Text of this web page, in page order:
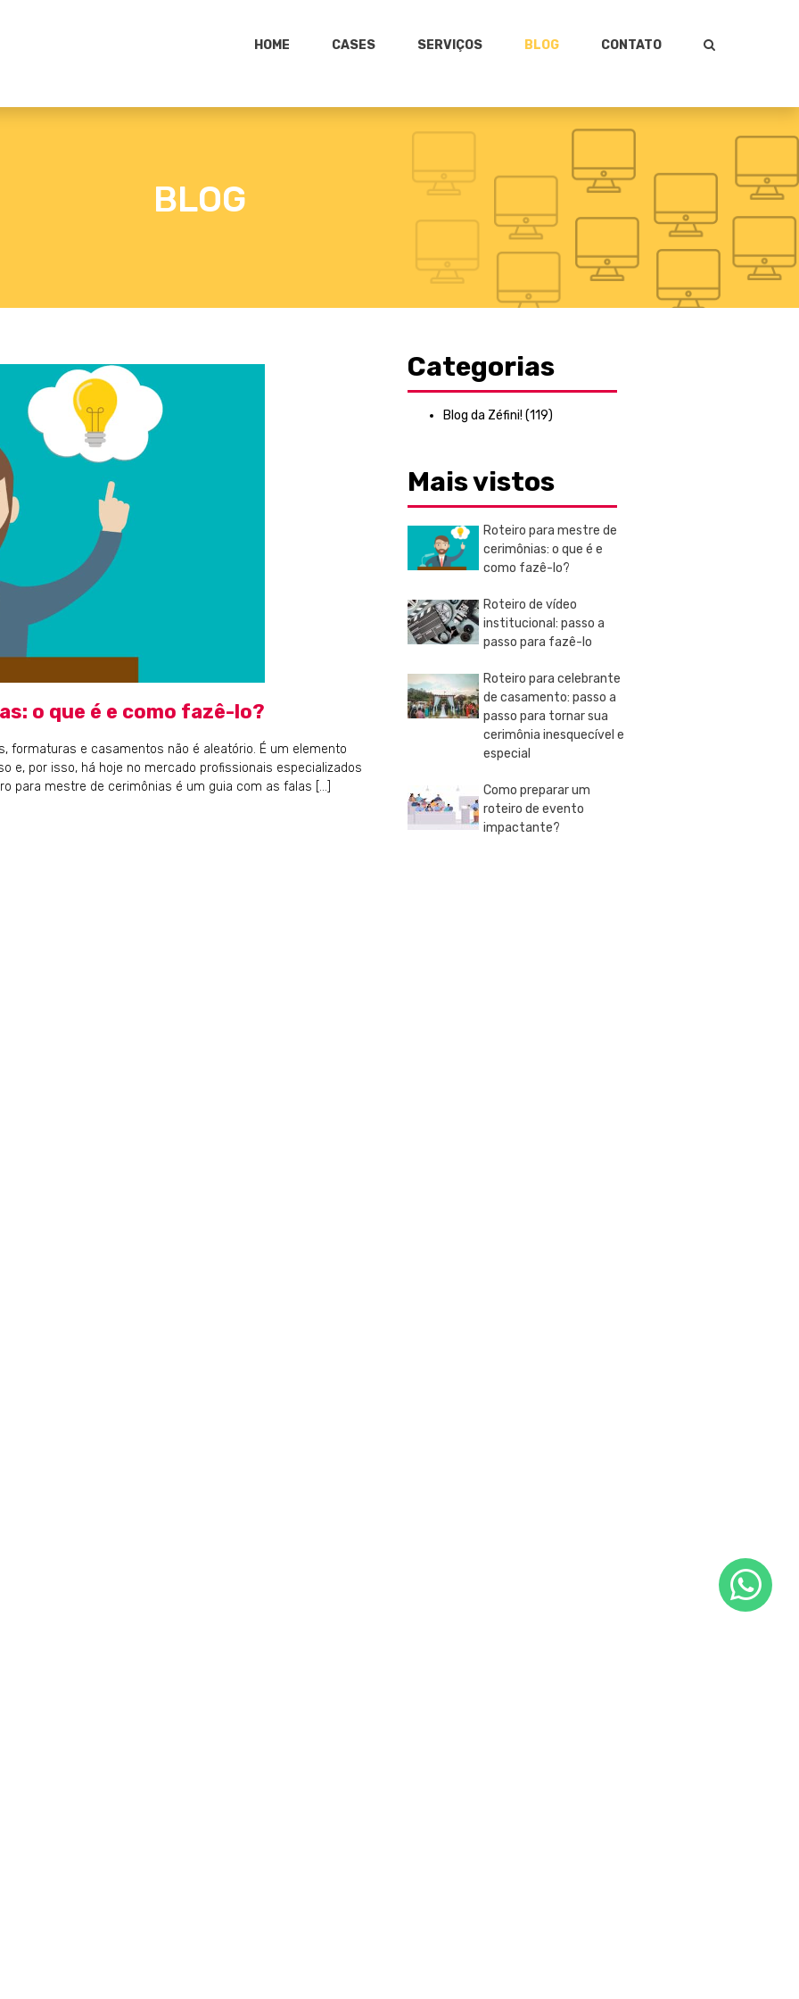
HOME CASES SERVIÇOS BLOG CONTATO
BLOG
o que é e como fazê-lo?
formaturas e casamentos não é aleatório. É um elemento
e, por isso, há hoje no mercado profissionais especializados
para mestre de cerimônias é um guia com as falas […]
Categorias
Blog da Zéfini! (119)
Mais vistos
Roteiro para mestre de
cerimônias: o que é e
como fazê-lo?
Roteiro de vídeo
institucional: passo a
passo para fazê-lo
Roteiro para celebrante
de casamento: passo a
passo para tornar sua
cerimônia inesquecível e
especial
Como preparar um
roteiro de evento
impactante?